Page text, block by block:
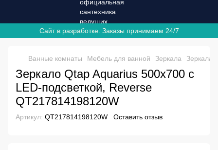
Сайт в разработке. Заказы принимаем 24/7
Ванные комнаты Мебель для ванной Зеркала
Зеркало Qtap Aquarius 500х700 с
LED-подсветкой, Reverse
QT217814198120W
Артикул: QT217814198120W Оставить отзыв